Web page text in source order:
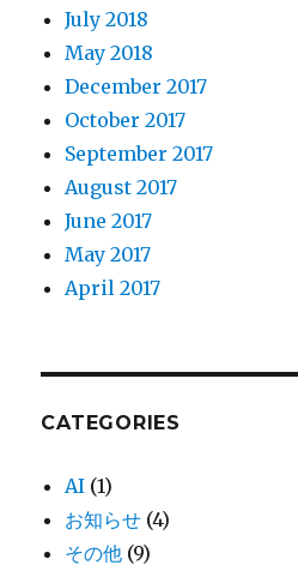
July 2018
May 2018
December 2017
October 2017
September 2017
August 2017
June 2017
May 2017
April 2017
CATEGORIES
AI (1)
お知らせ (4)
その他 (9)